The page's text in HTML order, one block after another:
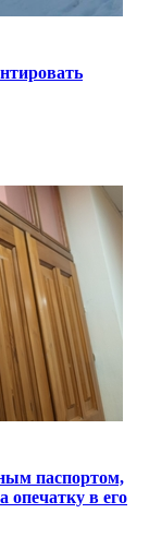
паспортом,
опечатку в его